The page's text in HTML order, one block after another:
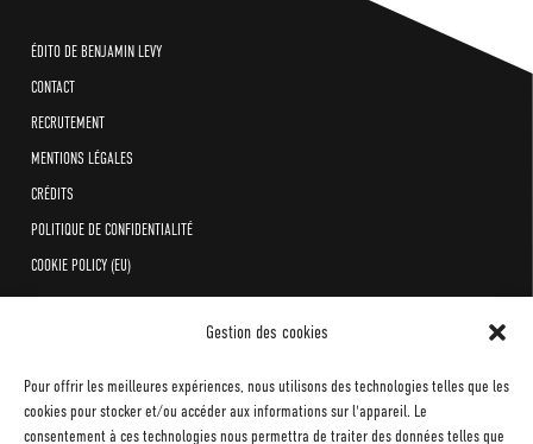
Gestion des cookies
Pour offrir les meilleures expériences, nous utilisons des technologies telles que les
cookies pour stocker et/ou accéder aux informations sur l'appareil. Le
consentement à ces technologies nous permettra de traiter des données telles que
ÉDITO DE BENJAMIN LEVY
CONTACT
RECRUTEMENT
MENTIONS LÉGALES
CRÉDITS
POLITIQUE DE CONFIDENTIALITÉ
COOKIE POLICY (EU)